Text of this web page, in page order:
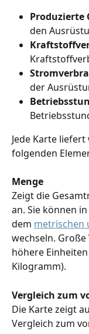
Produzierte
den
der
Jede Karte
folgenden
Menge
Zeigt die
an. Sie können
dem metrischen
wechseln.
höhere
Kilogramm).
Vergleich zum
Die Karte zeigt
Vergleich zum